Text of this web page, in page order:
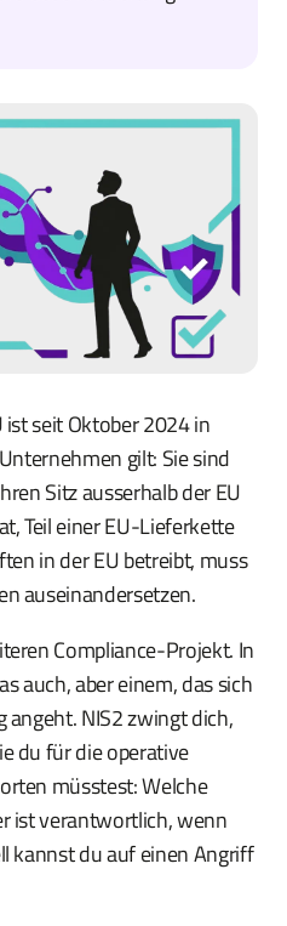
seit Oktober 2024 in
gilt: Sie sind
Sitz ausserhalb der EU
Teil einer EU-Lieferkette
in der EU betreibt, muss
auseinandersetzen.
Compliance-Projekt. In
auch, aber einem, das sich
NIS2 zwingt dich,
du für die operative
müsstest: Welche
ist verantwortlich, wenn
kannst du auf einen Angriff